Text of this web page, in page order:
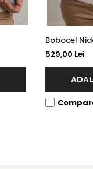
Bobocel
529,00 Lei